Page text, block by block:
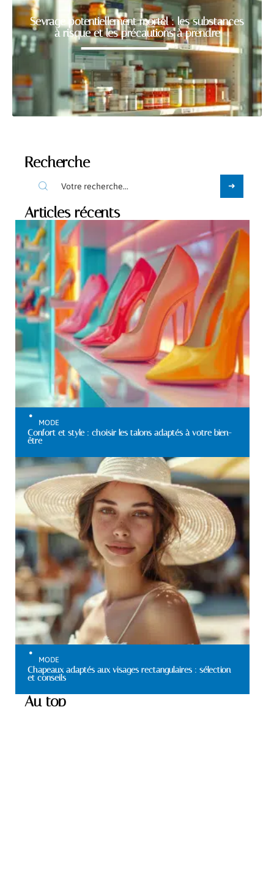
Sevrage potentiellement mortel : les substances
à risque et les précautions à prendre
Recherche
Articles récents
MODE
Confort et style : choisir les talons adaptés à votre bien-
être
MODE
Chapeaux adaptés aux visages rectangulaires : sélection
et conseils
Au top